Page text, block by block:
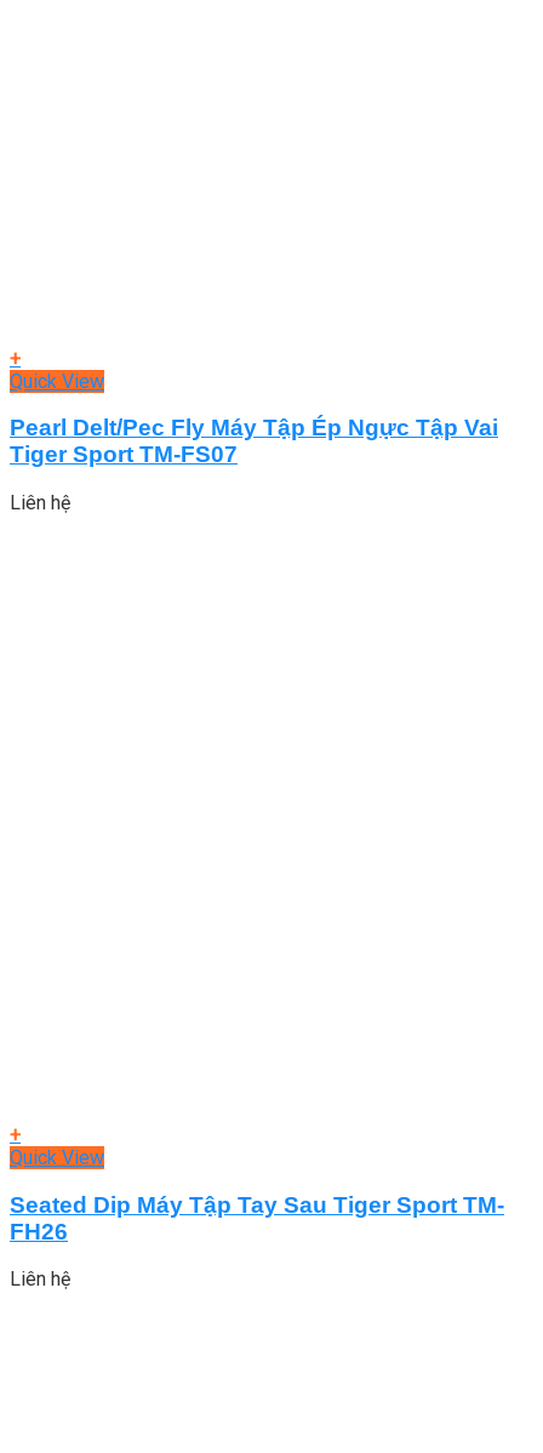
+
Quick View
Pearl Delt/Pec Fly Máy Tập Ép Ngực Tập Vai
Tiger Sport TM-FS07
Liên hệ
+
Quick View
Seated Dip Máy Tập Tay Sau Tiger Sport TM-
FH26
Liên hệ